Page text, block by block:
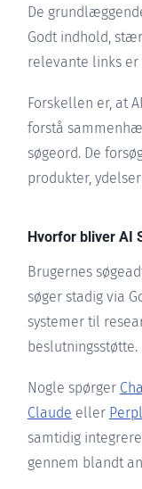
De
Godt indhold,
relevante links er
Forskellen er, at
forstå
søgeord. De
produkter,
Hvorfor bliver AI
Brugernes
søger stadig via
systemer til
beslutningsstøtte.
Nogle spørger
Claude eller
samtidig
gennem blandt